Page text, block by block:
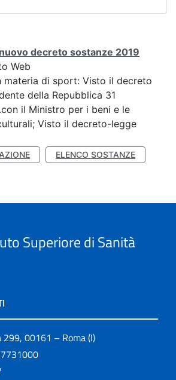
decreto sostanze 2019
Web
materia di sport: Visto il decreto
della Repubblica 31
il Ministro per i beni e le
Visto il decreto-legge
ELENCO SOSTANZE
Superiore di Sanità
299, 00161 – Roma (I)